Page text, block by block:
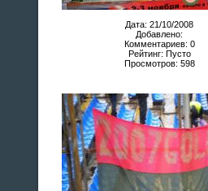
Дата: 21/10/2008
Добавлено:
Комментариев: 0
Рейтинг: Пусто
Просмотров: 598